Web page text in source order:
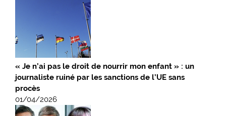
« Je n’ai pas le droit de nourrir mon enfant » : un
journaliste ruiné par les sanctions de l’UE sans
procès
01/04/2026